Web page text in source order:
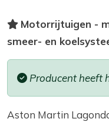
Motorrijtuigen -
smeer- en
Producent heeft
Aston Martin